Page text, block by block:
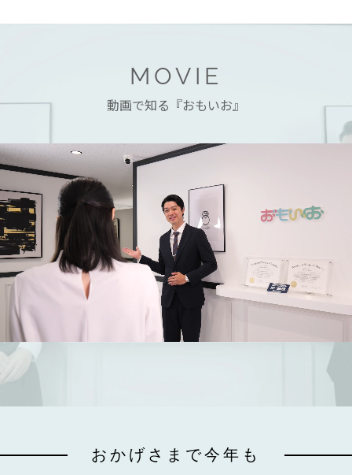
MOVIE
動画で知る『おもいお』
おかげさまで今年も